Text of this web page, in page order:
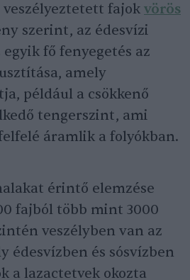
fajok vörös
szerint, az édesvízi
fő fenyegetés az
amely
például a csökkenő
tengerszint, ami
áramlik a folyókban.
érintő elemzése
fajból több mint 3000
veszélyben van az
édesvízben és sósvízben
a lazactetvek okozta